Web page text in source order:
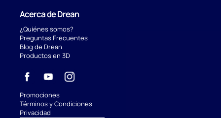
Acerca de Drean
¿Quiénes somos?
Preguntas Frecuentes
Blog de Drean
Productos en 3D
Promociones
Términos y Condiciones
Privacidad